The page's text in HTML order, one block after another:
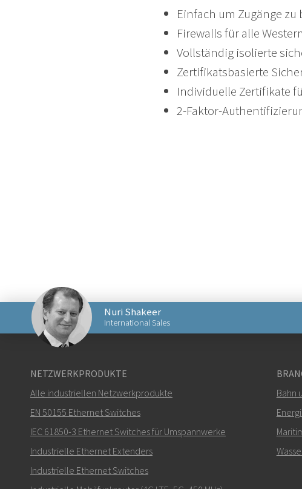
Einfach um Zugänge zu
Firewalls für alle
Vollständig isolierte
Zertifikatsbasierte
Individuelle Zertifikate
2-Faktor-
Nuri Shakeer
International Sales
Wie kann Nuri Sie kontaktieren?
NETZWERKPRODUKTE
Alle industriellen Netzwerkprodukte
EN 50155 Ethernet Switches
IEC 61850-3 Ethernet Switches für Umspannwerke
Industrielle Ethernet Extenders
Industrielle Ethernet Switches
Bahn